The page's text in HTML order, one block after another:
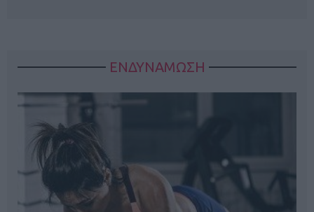
ΕΝΔΥΝΑΜΩΣΗ